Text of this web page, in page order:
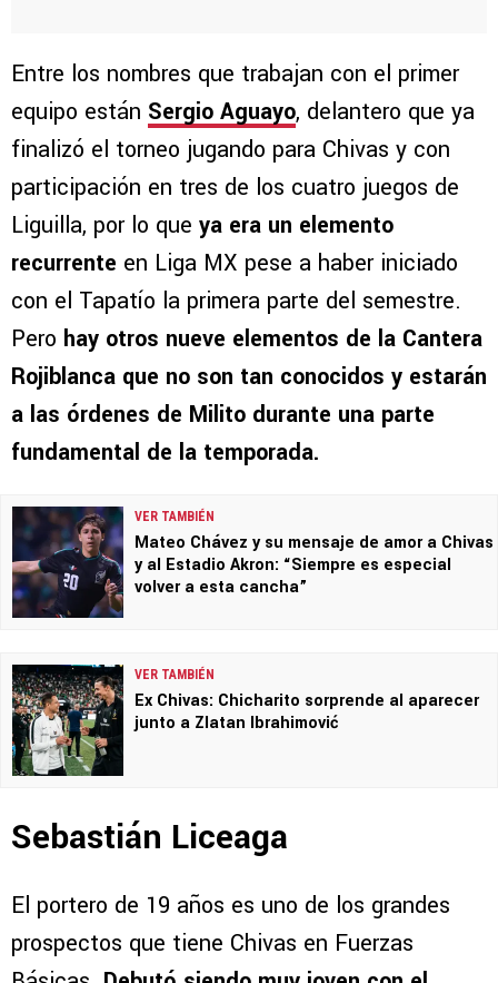
Entre los nombres que trabajan con el primer
equipo están Sergio Aguayo, delantero que ya
finalizó el torneo jugando para Chivas y con
participación en tres de los cuatro juegos de
Liguilla, por lo que ya era un elemento
recurrente en Liga MX pese a haber iniciado
con el Tapatío la primera parte del semestre.
Pero hay otros nueve elementos de la Cantera
Rojiblanca que no son tan conocidos y estarán
a las órdenes de Milito durante una parte
fundamental de la temporada.
VER TAMBIÉN
Mateo Chávez y su mensaje de amor a Chivas
y al Estadio Akron: “Siempre es especial
volver a esta cancha”
VER TAMBIÉN
Ex Chivas: Chicharito sorprende al aparecer
junto a Zlatan Ibrahimović
Sebastián Liceaga
El portero de 19 años es uno de los grandes
prospectos que tiene Chivas en Fuerzas